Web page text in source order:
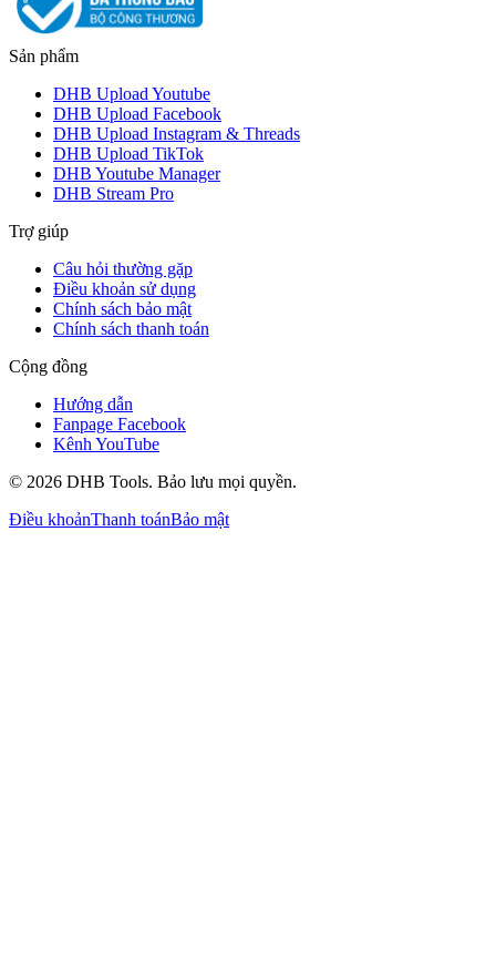
Sản phẩm
DHB Upload Youtube
DHB Upload Facebook
DHB Upload Instagram & Threads
DHB Upload TikTok
DHB Youtube Manager
DHB Stream Pro
Trợ giúp
Câu hỏi thường gặp
Điều khoản sử dụng
Chính sách bảo mật
Chính sách thanh toán
Cộng đồng
Hướng dẫn
Fanpage Facebook
Kênh YouTube
© 2026 DHB Tools. Bảo lưu mọi quyền.
Điều khoảnThanh toánBảo mật